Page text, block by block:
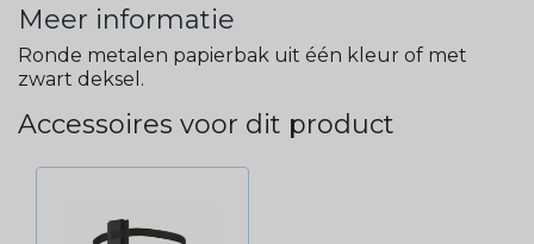
Meer informatie
Ronde metalen papierbak uit één kleur of met
zwart deksel.
Accessoires voor dit product